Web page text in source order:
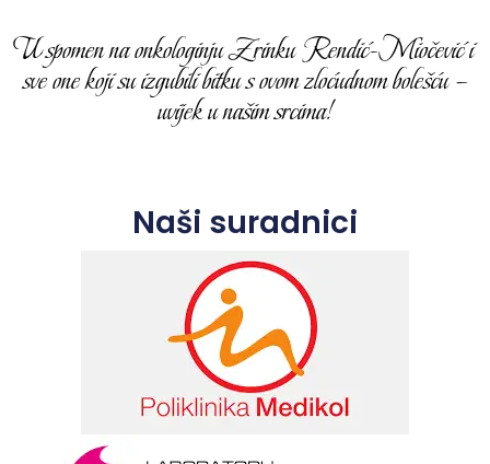
U spomen na onkologinju Zrinku Rendić-Miočević i
sve one koji su izgubili bitku s ovom zloćudnom bolešću –
uvijek u našim srcima!
Naši suradnici